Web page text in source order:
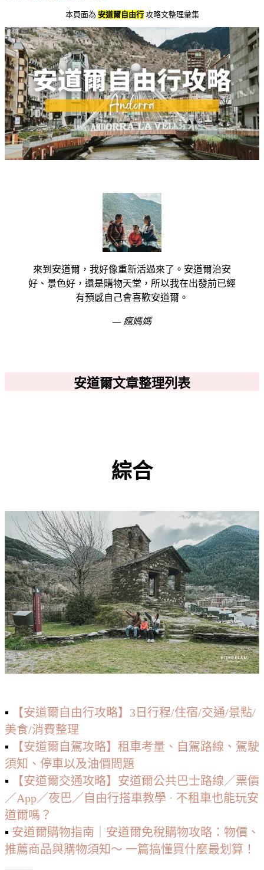
本頁面為 安道爾自由行攻略文整理彙集
來到安道爾，我好像重新活過來了。安道爾治安
好、景色好，還是購物天堂，所以我在出發前已經
有預感自己會喜歡安道爾。
— 瘋媽媽
安道爾文章整理列表
綜合
▪️
【安道爾自由行攻略】3日行程/住宿/交通/景點/
美食/消費整理
▪️
【安道爾自駕攻略】租車考量、自駕路線、駕駛
須知、停車以及油價問題
▪️
【安道爾交通攻略】安道爾公共巴士路線／票價
／App／夜巴／自由行搭車教學 · 不租車也能玩安
道爾嗎？
▪️ 安道爾購物指南｜安道爾免稅購物攻略：物價、
推薦商品與購物須知～ 一篇搞懂買什麼最划算！